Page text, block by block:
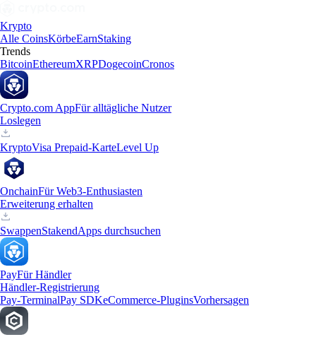
Krypto
Alle CoinsKörbeEarnStaking
Trends
BitcoinEthereumXRPDogecoinCronos
Crypto.com AppFür alltägliche Nutzer
Loslegen
KryptoVisa Prepaid-KarteLevel Up
OnchainFür Web3-Enthusiasten
Erweiterung erhalten
SwappenStakendApps durchsuchen
PayFür Händler
Händler-Registrierung
Pay-TerminalPay SDKeCommerce-PluginsVorhersagen